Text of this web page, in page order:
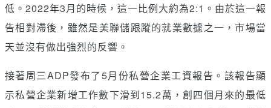
低。2022年3月的時候，這一比例大約為2:1。由於這一報
告相對滯後，雖然是美聯儲跟蹤的就業數據之一，市場當
天並沒有做出強烈的反響。
接著周三ADP發布了5月份私營企業工資報告。該報告顯
示私營企業新增工作數下滑到15.2萬，創四個月來的最低